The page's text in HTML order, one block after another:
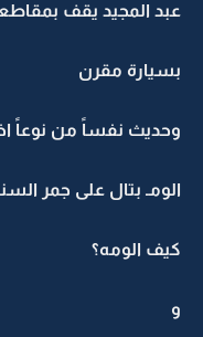
عبد المجيد يقف
بسيارة مقرن
وحديث نفساً من نوعاً
الومـ بتال على جمر
كيف الومه؟
و